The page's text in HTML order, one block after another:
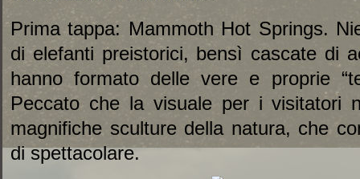
Prima tappa: Mammoth Hot Springs.
di elefanti preistorici, bensì cascate di
hanno formato delle vere e proprie
Peccato che la visuale per i visitatori
magnifiche sculture della natura, che
di spettacolare.